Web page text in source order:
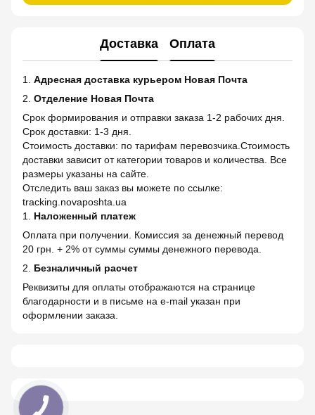
Доставка Оплата
1. Адресная доставка курьером Новая Почта
2. Отделение Новая Почта
Срок формирования и отправки заказа 1-2 рабочих дня.
Срок доставки: 1-3 дня.
Стоимость доставки: по тарифам перевозчика.Стоимость
доставки зависит от категории товаров и количества. Все
размеры указаны на сайте.
Отследить ваш заказ вы можете по ссылке:
tracking.novaposhta.ua
1. Наложенный платеж
Оплата при получении. Комиссия за денежный перевод
20 грн. + 2% от суммы суммы денежного перевода.
2. Безналичный расчет
Реквизиты для оплаты отображаются на странице
благодарности и в письме на e-mail указан при
оформлении заказа.